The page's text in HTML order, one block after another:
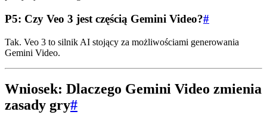
P5: Czy Veo 3 jest częścią Gemini Video?#
Tak. Veo 3 to silnik AI stojący za możliwościami generowania
Gemini Video.
Wniosek: Dlaczego Gemini Video zmienia
zasady gry#